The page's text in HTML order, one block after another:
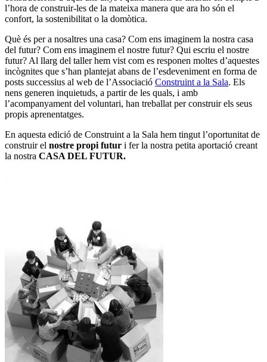
l’hora de construir-les de la mateixa manera que ara ho són el
confort, la sostenibilitat o la domòtica.
Què és per a nosaltres una casa? Com ens imaginem la nostra casa
del futur? Com ens imaginem el nostre futur? Qui escriu el nostre
futur? Al llarg del taller hem vist com es responen moltes d’aquestes
incògnites que s’han plantejat abans de l’esdeveniment en forma de
posts successius al web de l’Associació Construint a la Sala. Els
nens generen inquietuds, a partir de les quals, i amb
l’acompanyament del voluntari, han treballat per construir els seus
propis aprenentatges.
En aquesta edició de Construint a la Sala hem tingut l’oportunitat de
construir el nostre propi futur i fer la nostra petita aportació creant
la nostra CASA DEL FUTUR.